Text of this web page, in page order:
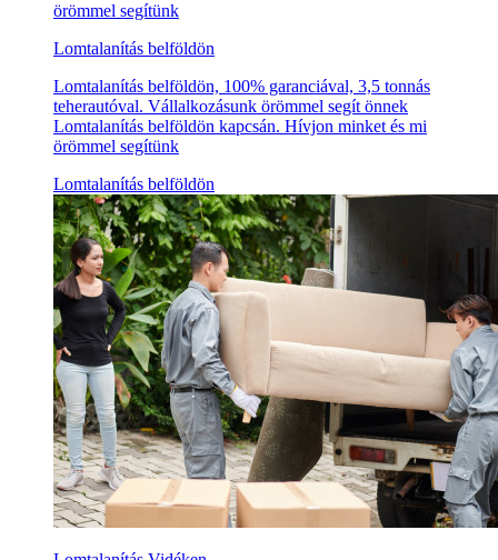
örömmel segítünk
Lomtalanítás belföldön
Lomtalanítás belföldön, 100% garanciával, 3,5 tonnás
teherautóval. Vállalkozásunk örömmel segít önnek
Lomtalanítás belföldön kapcsán. Hívjon minket és mi
örömmel segítünk
Lomtalanítás belföldön